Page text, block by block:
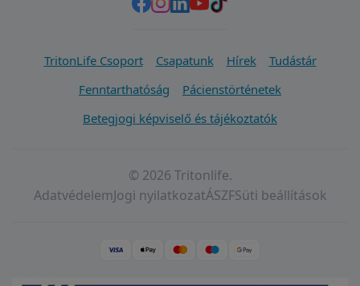
TritonLife Csoport Csapatunk Hírek
Tudástár
Fenntarthatóság
Pácienstörténetek
Betegjogi képviselő és tájékoztatók
© 2026 Tritonlife.
AdatvédelemJogi nyilatkozatÁSZFSüti beállítások